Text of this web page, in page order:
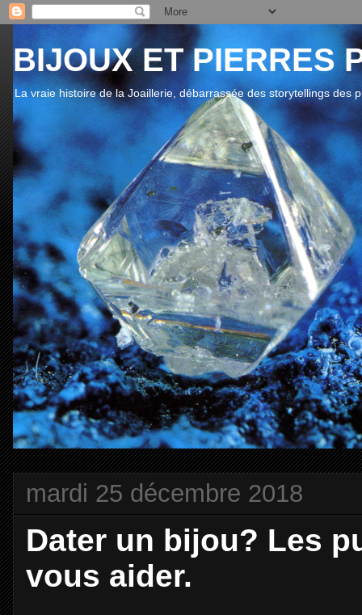
BIJOUX ET PIERRES
La vraie histoire de la Joaillerie, débarrassée des storytellings des
mardi 25 décembre 2018
Dater un bijou? Les
vous aider.